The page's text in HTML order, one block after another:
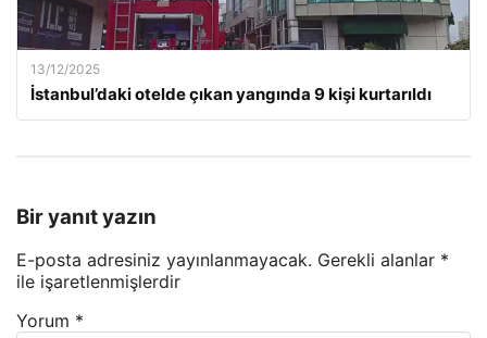
13/12/2025
İstanbul’daki otelde çıkan yangında 9 kişi kurtarıldı
Bir yanıt yazın
E-posta adresiniz yayınlanmayacak. Gerekli alanlar *
ile işaretlenmişlerdir
Yorum *